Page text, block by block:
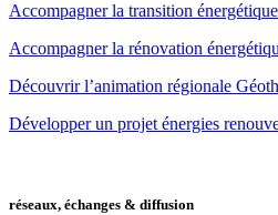
Accompagner la transition
Accompagner la rénovation
Découvrir l’animation régionale
Développer un projet énergies
réseaux, échanges & diffusion